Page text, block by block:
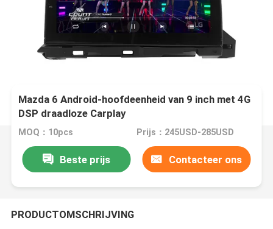
Mazda 6 Android-hoofdeenheid van 9 inch met 4G
DSP draadloze Carplay
MOQ：10pcs Prijs：245USD-285USD
Beste prijs Contacteer ons
PRODUCTOMSCHRIJVING